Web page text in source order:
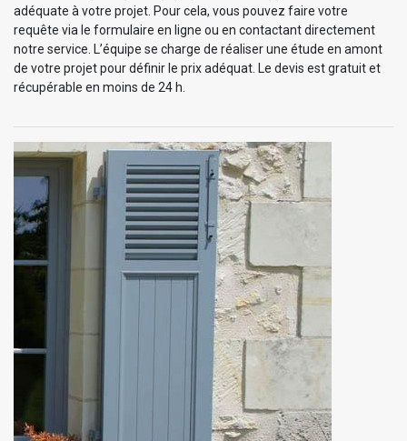
adéquate à votre projet. Pour cela, vous pouvez faire votre
requête via le formulaire en ligne ou en contactant directement
notre service. L’équipe se charge de réaliser une étude en amont
de votre projet pour définir le prix adéquat. Le devis est gratuit et
récupérable en moins de 24 h.